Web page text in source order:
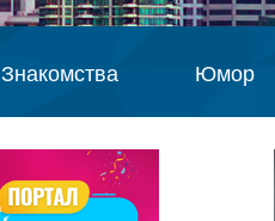
Знакомства Юмор